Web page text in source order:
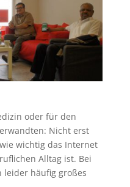
oder für den
Nicht erst
wichtig das Internet
Alltag ist. Bei
leider häufig großes